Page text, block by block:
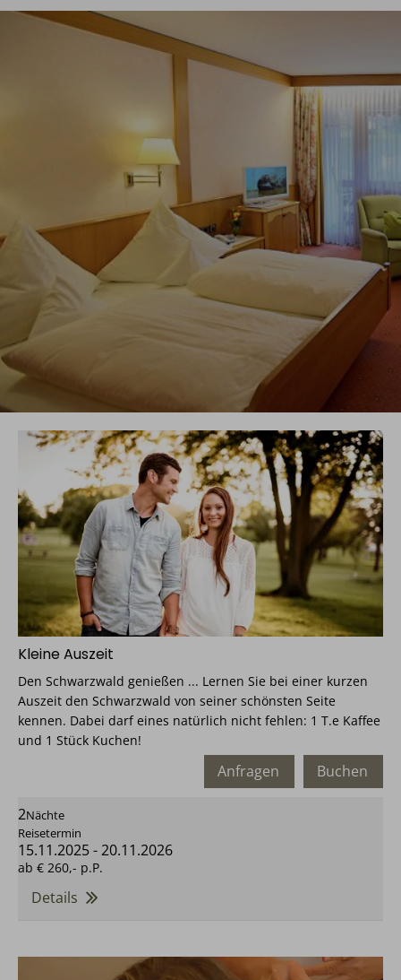
Kleine Auszeit
Den Schwarzwald genießen ... Lernen Sie bei einer kurzen
Auszeit den Schwarzwald von seiner schönsten Seite
kennen. Dabei darf eines natürlich nicht fehlen: 1 T.e Kaffee
und 1 Stück Kuchen!
Buchen
Anfragen
2Nächte
Reisetermin
15.11.2025-20.11.2026
ab € 260,- p.P.
Details